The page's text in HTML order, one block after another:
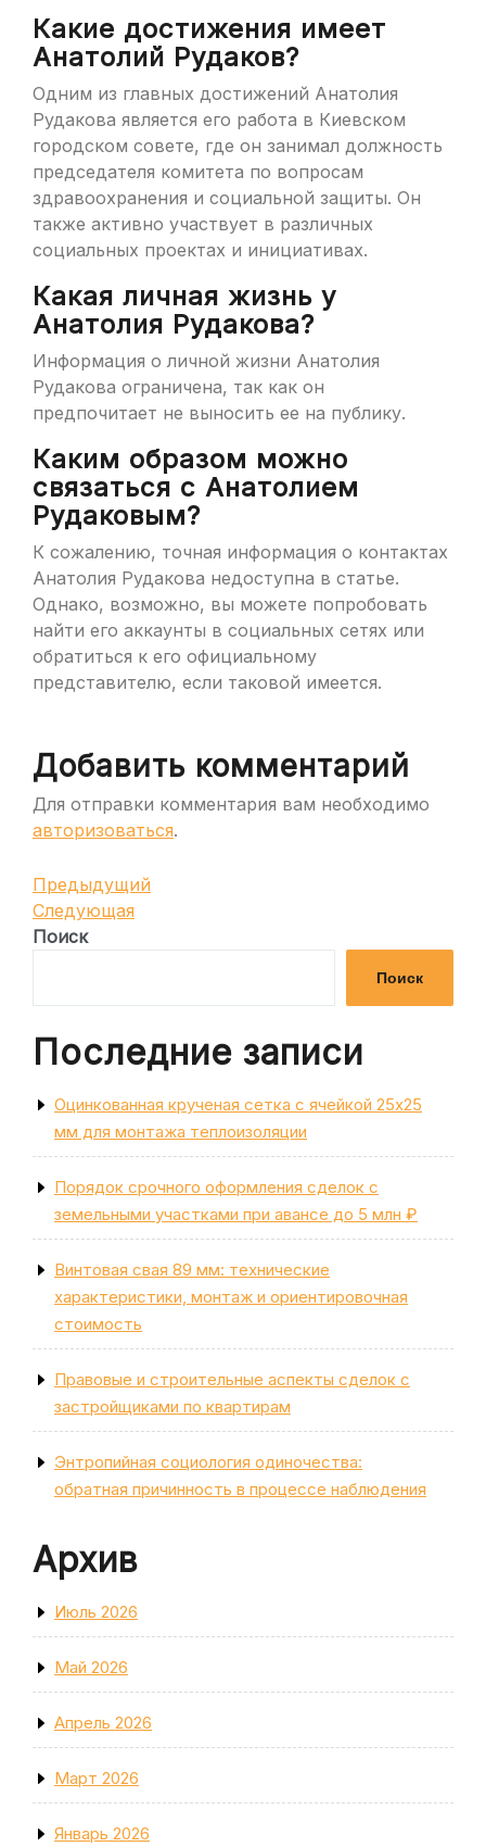
Какие достижения имеет
Анатолий Рудаков?
Одним из главных достижений Анатолия
Рудакова является его работа в Киевском
городском совете, где он занимал должность
председателя комитета по вопросам
здравоохранения и социальной защиты. Он
также активно участвует в различных
социальных проектах и инициативах.
Какая личная жизнь у
Анатолия Рудакова?
Информация о личной жизни Анатолия
Рудакова ограничена, так как он
предпочитает не выносить ее на публику.
Каким образом можно
связаться с Анатолием
Рудаковым?
К сожалению, точная информация о контактах
Анатолия Рудакова недоступна в статье.
Однако, возможно, вы можете попробовать
найти его аккаунты в социальных сетях или
обратиться к его официальному
представителю, если таковой имеется.
Добавить комментарий
Для отправки комментария вам необходимо
авторизоваться.
Навигация
по
записям
Предыдущая
запись
Предыдущий
Следующая
запись
Следующая
Поиск
Поиск
Последние записи
Оцинкованная крученая сетка с ячейкой 25х25
мм для монтажа теплоизоляции
Порядок срочного оформления сделок с
земельными участками при авансе до 5 млн ₽
Винтовая свая 89 мм: технические
характеристики, монтаж и ориентировочная
стоимость
Правовые и строительные аспекты сделок с
застройщиками по квартирам
Энтропийная социология одиночества:
обратная причинность в процессе наблюдения
Архив
Июль 2026
Май 2026
Апрель 2026
Март 2026
Январь 2026